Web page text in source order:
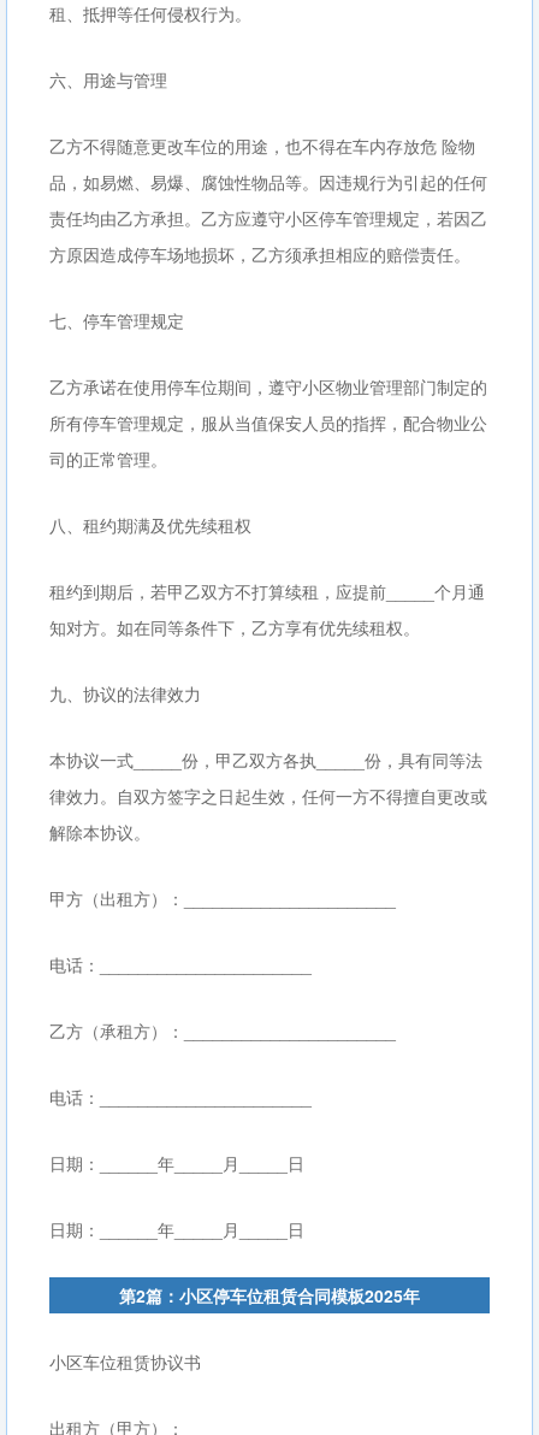
租、抵押等任何侵权行为。
六、用途与管理
乙方不得随意更改车位的用途，也不得在车内存放危 险物
品，如易燃、易爆、腐蚀性物品等。因违规行为引起的任何
责任均由乙方承担。乙方应遵守小区停车管理规定，若因乙
方原因造成停车场地损坏，乙方须承担相应的赔偿责任。
七、停车管理规定
乙方承诺在使用停车位期间，遵守小区物业管理部门制定的
所有停车管理规定，服从当值保安人员的指挥，配合物业公
司的正常管理。
八、租约期满及优先续租权
租约到期后，若甲乙双方不打算续租，应提前_____个月通
知对方。如在同等条件下，乙方享有优先续租权。
九、协议的法律效力
本协议一式_____份，甲乙双方各执_____份，具有同等法
律效力。自双方签字之日起生效，任何一方不得擅自更改或
解除本协议。
甲方（出租方）：______________________
电话：______________________
乙方（承租方）：______________________
电话：______________________
日期：______年_____月_____日
日期：______年_____月_____日
第2篇：小区停车位租赁合同模板2025年
小区车位租赁协议书
出租方（甲方）： ________________